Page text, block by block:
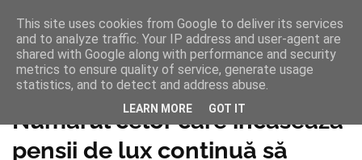
Pagina de pornire
Numărul celor care încasează
pensii de lux continuă să
This site uses cookies from Google to deliver its services
and to analyze traffic. Your IP address and user-agent are
shared with Google along with performance and security
metrics to ensure quality of service, generate usage
statistics, and to detect and address abuse.
LEARN MORE GOT IT